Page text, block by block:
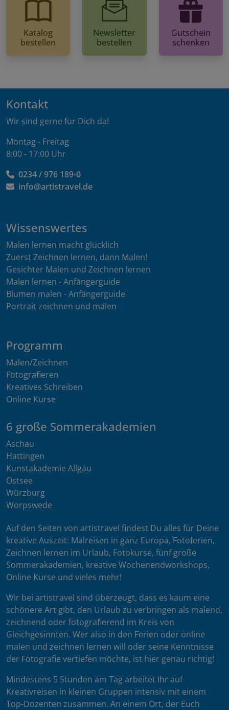
Katalog
bestellen
Newsletter
bestellen
Gutschein
schenken
Kontakt
Wir sind gerne für Dich da!
Montag - Freitag
8:00 - 17:00 Uhr
0234 / 976 189-0
info@artistravel.de
Wissenswertes
Malen lernen macht glücklich
Zuerst Zeichnen lernen, dann Malen!
Gesichter Malen und Zeichnen lernen
Malen lernen - Anfängerguide
Blumen malen - Anfängerguide
Portrait zeichnen und malen
Programm
Malen/Zeichnen
Fotografieren
Kreatives Schreiben
Online Kurse
6 große Sommerakademien
Aschau
Hattingen
Kunstakademie Allgäu
Ostsee
Würzburg
Worpswede
Auf den Seiten von artistravel findest Du alles für Deine
kreative Auszeit: Malreisen in ganz Europa, Fotoferien,
Zeichnen lernen im Urlaub, Fotokurse, fünf große
Sommerakademien, kreative Wochenendworkshops,
Online Kurse und vieles mehr!
Wir bei artistravel sind überzeugt, dass es kaum eine
schönere Art gibt, den Urlaub zu verbringen als malend,
zeichnend oder fotografierend im Kreis von
Gleichgesinnten. Wer also in den Ferien oder online
malen und zeichnen lernen will oder seine Kenntnisse
der Fotografie vertiefen möchte, ist hier genau richtig!
Mindestens 5 Stunden am Tag arbeitet Ihr auf
Kreativreisen in kleinen Gruppen intensiv mit einem
Top-Dozenten zusammen. An einem Ort, der Euch